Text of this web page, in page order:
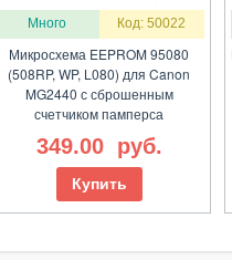
Много Код: 50022
Микросхема EEPROM 95080
(508RP, WP, L080) для Canon
MG2440 с сброшенным
счетчиком памперса
349.00 руб.
Купить